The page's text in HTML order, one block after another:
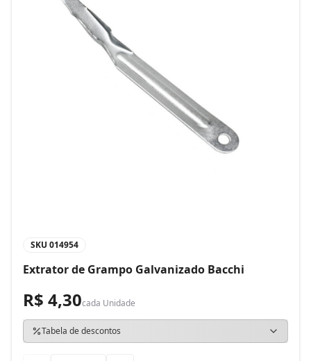
SKU 014954
Extrator de Grampo Galvanizado Bacchi
R$ 4,30cada Unidade
Tabela de descontos